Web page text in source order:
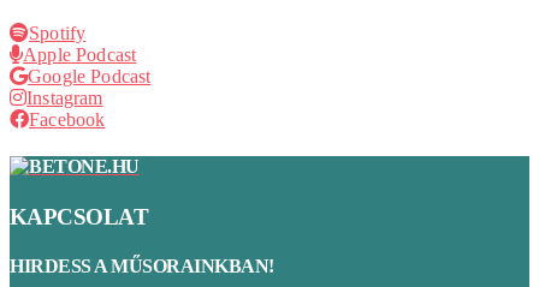
Spotify
Apple Podcast
Google Podcast
Instagram
Facebook
KAPCSOLAT
HIRDESS A MŰSORAINKBAN!